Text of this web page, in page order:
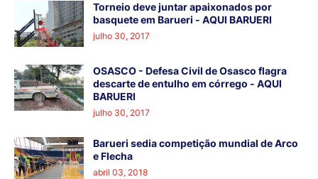
Torneio deve juntar apaixonados por
basquete em Barueri - AQUI BARUERI
julho 30, 2017
OSASCO - Defesa Civil de Osasco flagra
descarte de entulho em córrego - AQUI
BARUERI
julho 30, 2017
Barueri sedia competição mundial de Arco
e Flecha
abril 03, 2018